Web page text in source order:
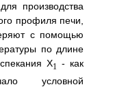
производства
профиля печи,
с помощью
по длине
X1 - как
условной